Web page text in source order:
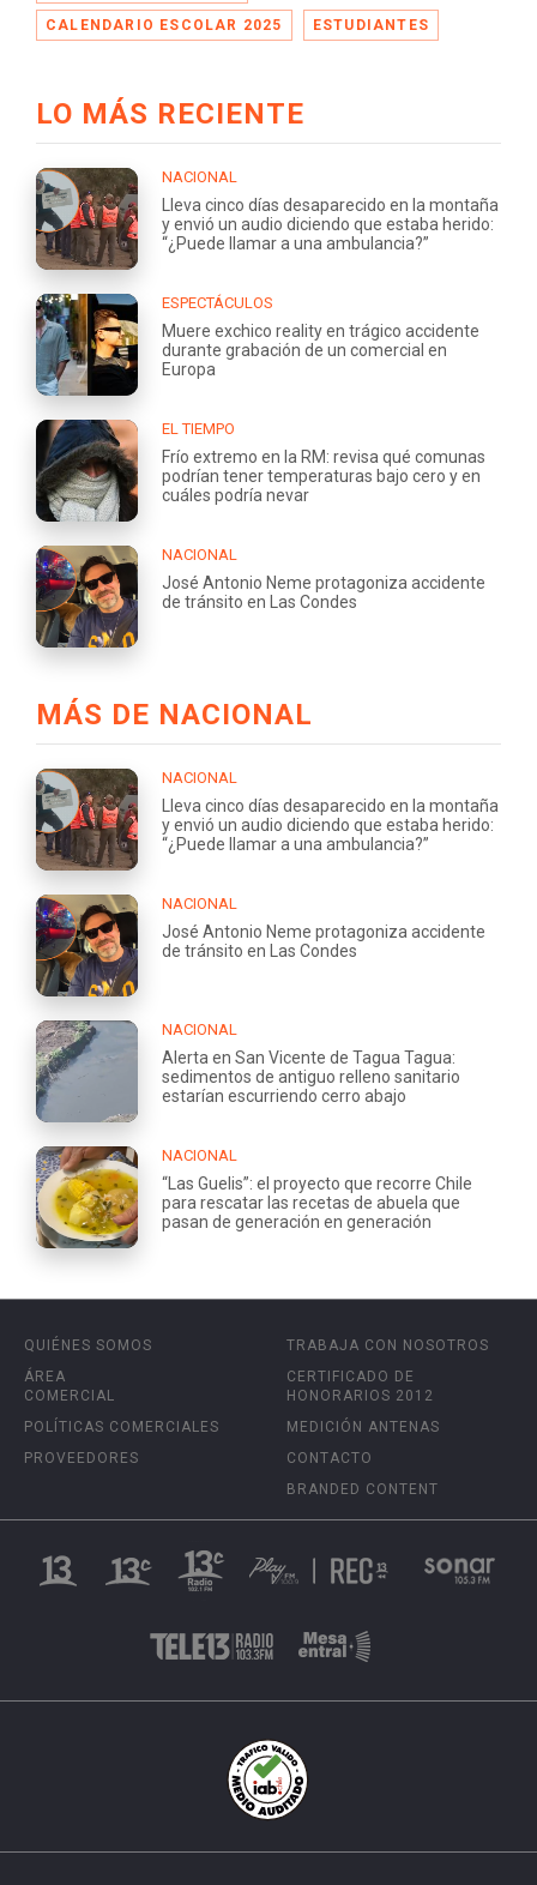
CALENDARIO ESCOLAR 2025 ESTUDIANTES
LO MÁS RECIENTE
NACIONAL
Lleva cinco días desaparecido en la montaña
y envió un audio diciendo que estaba herido:
“¿Puede llamar a una ambulancia?”
ESPECTÁCULOS
Muere exchico reality en trágico accidente
durante grabación de un comercial en
Europa
EL TIEMPO
Frío extremo en la RM: revisa qué comunas
podrían tener temperaturas bajo cero y en
cuáles podría nevar
NACIONAL
José Antonio Neme protagoniza accidente
de tránsito en Las Condes
MÁS DE NACIONAL
NACIONAL
Lleva cinco días desaparecido en la montaña
y envió un audio diciendo que estaba herido:
“¿Puede llamar a una ambulancia?”
NACIONAL
José Antonio Neme protagoniza accidente
de tránsito en Las Condes
NACIONAL
Alerta en San Vicente de Tagua Tagua:
sedimentos de antiguo relleno sanitario
estarían escurriendo cerro abajo
NACIONAL
“Las Guelis”: el proyecto que recorre Chile
para rescatar las recetas de abuela que
pasan de generación en generación
QUIÉNES SOMOS
ÁREA
COMERCIAL
POLÍTICAS COMERCIALES
PROVEEDORES
TRABAJA CON NOSOTROS
CERTIFICADO DE
HONORARIOS 2012
MEDICIÓN ANTENAS
CONTACTO
BRANDED CONTENT